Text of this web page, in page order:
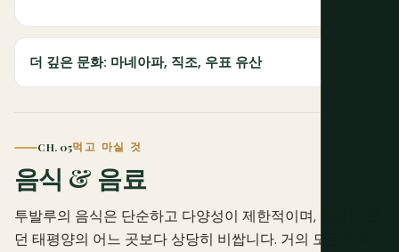
더 깊은 문화: 마네아파, 직조, 우표 유산
CH. 05먹고 마실 것
음식 & 음료
투발루의 음식은 단순하고 다양성이 제한적이며, 당신이 왔
던 태평양의 어느 곳보다 상당히 비쌉니다. 거의 모든 것이